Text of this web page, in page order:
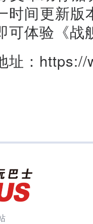
时间更新
可体验《战
址：